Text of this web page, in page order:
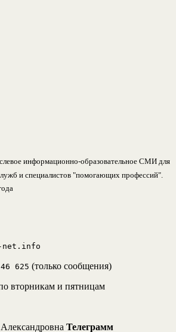
информационно-образовательное СМИ для
и специалистов "помогающих профессий".
net.info
625 (только сообщения)
вторникам и пятницам
Телеграмм